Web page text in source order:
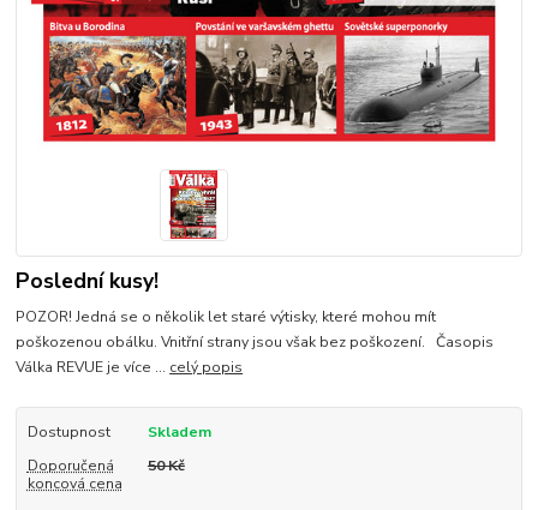
Poslední kusy!
POZOR! Jedná se o několik let staré výtisky, které mohou mít
poškozenou obálku. Vnitřní strany jsou však bez poškození. Časopis
Válka REVUE je více ... celý popis
Dostupnost
Skladem
Doporučená
koncová cena
50 Kč